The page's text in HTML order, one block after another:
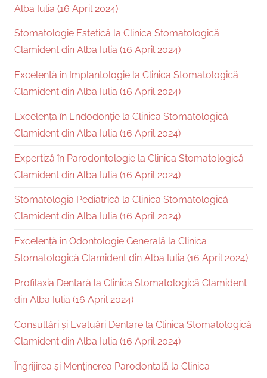
Alba Iulia (16 April 2024)
Stomatologie Estetică la Clinica Stomatologică
Clamident din Alba Iulia (16 April 2024)
Excelență în Implantologie la Clinica Stomatologică
Clamident din Alba Iulia (16 April 2024)
Excelența în Endodonție la Clinica Stomatologică
Clamident din Alba Iulia (16 April 2024)
Expertiză în Parodontologie la Clinica Stomatologică
Clamident din Alba Iulia (16 April 2024)
Stomatologia Pediatrică la Clinica Stomatologică
Clamident din Alba Iulia (16 April 2024)
Excelență în Odontologie Generală la Clinica
Stomatologică Clamident din Alba Iulia (16 April 2024)
Profilaxia Dentară la Clinica Stomatologică Clamident
din Alba Iulia (16 April 2024)
Consultări și Evaluări Dentare la Clinica Stomatologică
Clamident din Alba Iulia (16 April 2024)
Îngrijirea și Menținerea Parodontală la Clinica